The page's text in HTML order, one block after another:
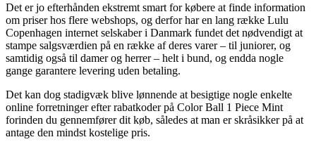
Det er jo efterhånden ekstremt smart for købere at finde information
om priser hos flere webshops, og derfor har en lang række Lulu
Copenhagen internet selskaber i Danmark fundet det nødvendigt at
stampe salgsværdien på en række af deres varer – til juniorer, og
samtidig også til damer og herrer – helt i bund, og endda nogle
gange garantere levering uden betaling.
Det kan dog stadigvæk blive lønnende at besigtige nogle enkelte
online forretninger efter rabatkoder på Color Ball 1 Piece Mint
forinden du gennemfører dit køb, således at man er skråsikker på at
antage den mindst kostelige pris.